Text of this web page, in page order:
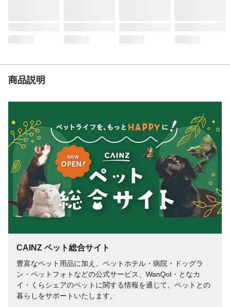
原材料
リン、レシチン、炭酸カルシウム、着色料
保証成分
たんぱく質1.1%以上、脂質2.0%以上、
4.3%以下、粗繊維13.7%以下、灰分2.4%以
下、水分12.0%以下
給与量の目安
生後9か月から
代謝エネルギー
たんぱく質1.1%以上、脂質2.0%以上、
4.3%以下、粗繊維13.7%以下、灰分2.4%以
下、水分12.0%以下 45キロカロリー
商品説明
CAINZ ペット総合サイト
豊富なペット用品に加え、ペットホテル・病院・ドッグラ
ン・ペットフォトなどの公式サービス、WanQol・となカ
イ・くらシェアのペットに関する情報を通じて、ペットとの
暮らしをサポートいたします。